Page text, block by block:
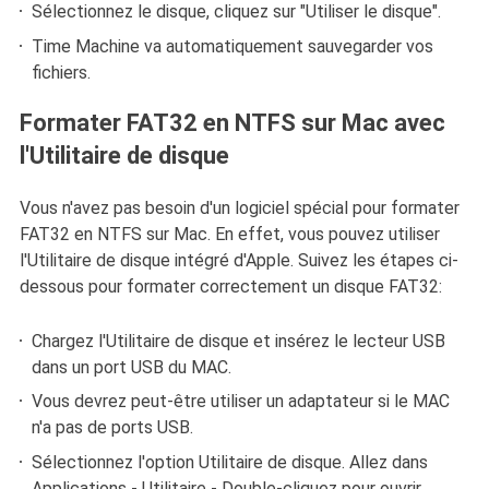
Sélectionnez le disque, cliquez sur "Utiliser le disque".
Time Machine va automatiquement sauvegarder vos
fichiers.
Formater FAT32 en NTFS sur Mac avec
l'Utilitaire de disque
Vous n'avez pas besoin d'un logiciel spécial pour formater
FAT32 en NTFS sur Mac. En effet, vous pouvez utiliser
l'Utilitaire de disque intégré d'Apple. Suivez les étapes ci-
dessous pour formater correctement un disque FAT32:
Chargez l'Utilitaire de disque et insérez le lecteur USB
dans un port USB du MAC.
Vous devrez peut-être utiliser un adaptateur si le MAC
n'a pas de ports USB.
Sélectionnez l'option Utilitaire de disque. Allez dans